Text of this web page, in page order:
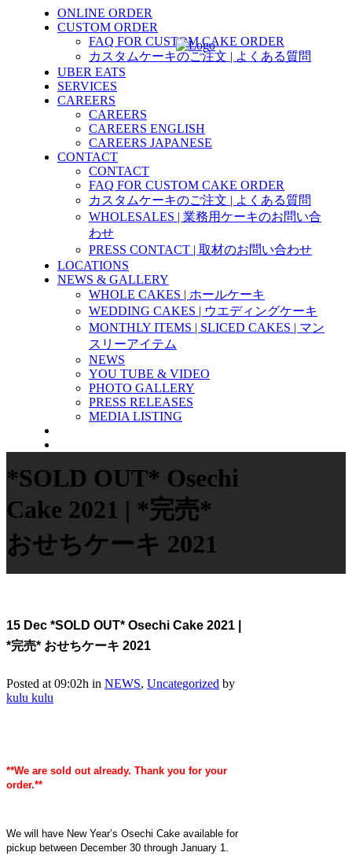
ONLINE ORDER
CUSTOM ORDER
FAQ FOR CUSTOM CAKE ORDER
カスタムケーキのご注文 | よくある質問
UBER EATS
SERVICES
CAREERS
CAREERS
CAREERS ENGLISH
CAREERS JAPANESE
CONTACT
CONTACT
FAQ FOR CUSTOM CAKE ORDER
カスタムケーキのご注文 | よくある質問
WHOLESALES | 業務用ケーキのお問い合
わせ
PRESS CONTACT | 取材のお問い合わせ
LOCATIONS
NEWS & GALLERY
WHOLE CAKES | ホールケーキ
WEDDING CAKES | ウエディングケーキ
MONTHLY ITEMS | SLICED CAKES | マン
スリーアイテム
NEWS
YOU TUBE & VIDEO
PHOTO GALLERY
PRESS RELEASES
MEDIA LISTING
*SOLD OUT* Osechi
Cake 2021 | *完売*
おせちケーキ 2021
15 Dec *SOLD OUT* Osechi Cake 2021 |
*完売* おせちケーキ 2021
Posted at 09:02h in NEWS, Uncategorized by
kulu kulu
**We are sold out already. Thank you for your
order.**
We will have New Year’s Osechi Cake available for
pickup between December 30 through January 1.